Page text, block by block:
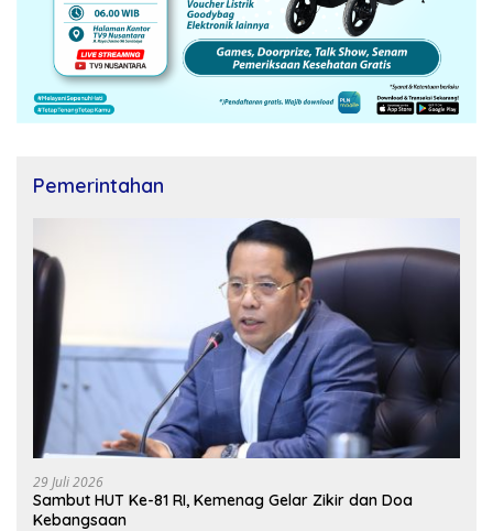
Pemerintahan
29 Juli 2026
Sambut HUT Ke-81 RI, Kemenag Gelar Zikir dan Doa
Kebangsaan